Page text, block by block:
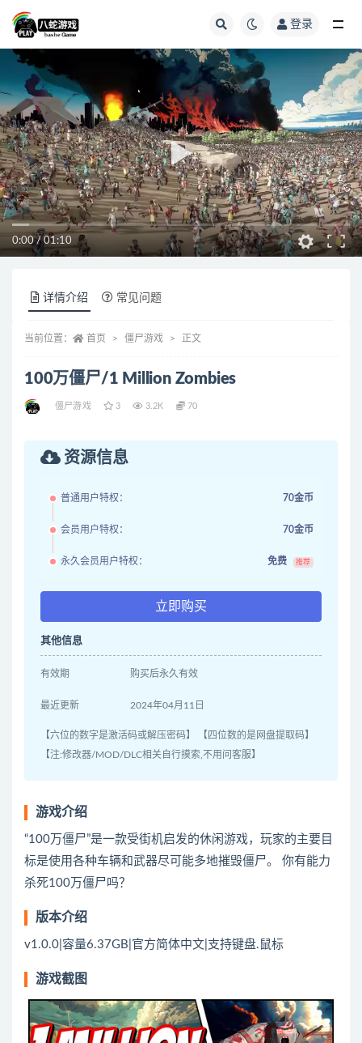
登录
0:00/01:10
详情介绍 常见问题
当前位置： 首页 僵尸游戏 正文
100万僵尸/1 Million Zombies
僵尸游戏 3 3.2K 70
资源信息
普通用户特权： 70金币
会员用户特权： 70金币
永久会员用户特权： 免费 推荐
立即购买
其他信息
有效期 购买后永久有效
最近更新 2024年04月11日
【六位的数字是激活码或解压密码】 【四位数的是网盘提取码】
【注:修改器/MOD/DLC相关自行摸索,不用问客服】
游戏介绍
“100万僵尸”是一款受街机启发的休闲游戏，玩家的主要目
标是使用各种车辆和武器尽可能多地摧毁僵尸。 你有能力
杀死100万僵尸吗？
版本介绍
v1.0.0|容量6.37GB|官方简体中文|支持键盘.鼠标
游戏截图